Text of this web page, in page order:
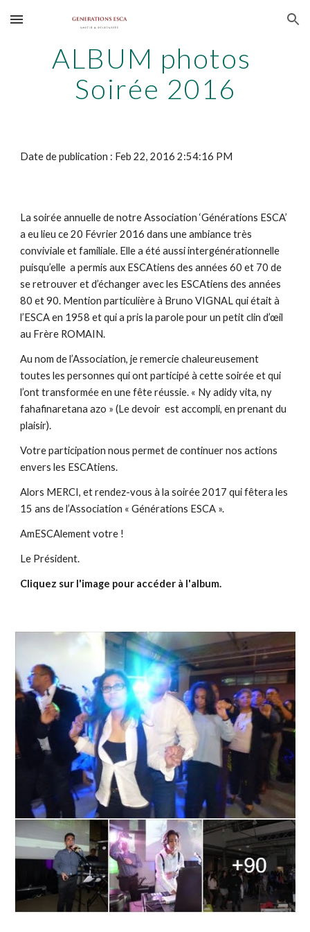
Skip to main content Skip to navigation
ALBUM photos
Soirée 2016
Date de publication : Feb 22, 2016 2:54:16 PM
La soirée annuelle de notre Association ‘Générations ESCA’
a eu lieu ce 20 Février 2016 dans une ambiance très
conviviale et familiale. Elle a été aussi intergénérationnelle
puisqu’elle  a permis aux ESCAtiens des années 60 et 70 de
se retrouver et d’échanger avec les ESCAtiens des années
80 et 90. Mention particulière à Bruno VIGNAL qui était à
l’ESCA en 1958 et qui a pris la parole pour un petit clin d’œil
au Frère ROMAIN.
Au nom de l’Association, je remercie chaleureusement
toutes les personnes qui ont participé à cette soirée et qui
l’ont transformée en une fête réussie. « Ny adidy vita, ny
fahafinaretana azo » (Le devoir  est accompli, en prenant du
plaisir).
Votre participation nous permet de continuer nos actions
envers les ESCAtiens.
Alors MERCI, et rendez-vous à la soirée 2017 qui fêtera les
15 ans de l’Association « Générations ESCA ».
AmESCAlement votre !
Le Président.
Cliquez sur l'image pour accéder à l'album.